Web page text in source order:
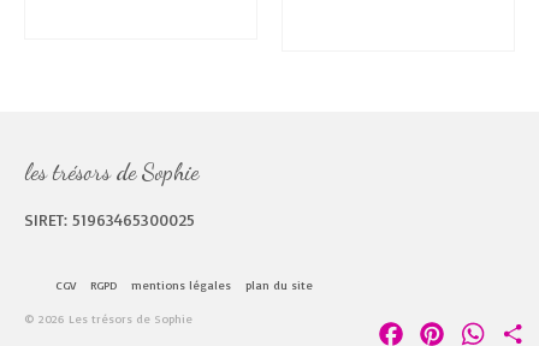
les trésors de Sophie
SIRET: 51963465300025
CGV RGPD mentions légales plan du site
© 2026 Les trésors de Sophie FacebookPinterest